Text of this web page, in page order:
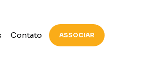
Contato ASSOCIAR